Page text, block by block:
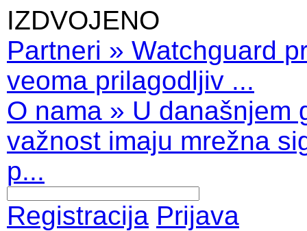
IZDVOJENO
Partneri » Watchguard
veoma prilagodljiv ...
O nama » U današnjem
važnost imaju mrežna
p...
Registracija Prijava